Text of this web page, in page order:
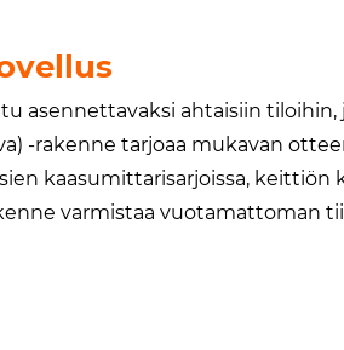
asennettavaksi ahtaisiin tiloihin,
-rakenne tarjoaa mukavan
kaasumittarisarjoissa, keittiön
varmistaa vuotamattoman